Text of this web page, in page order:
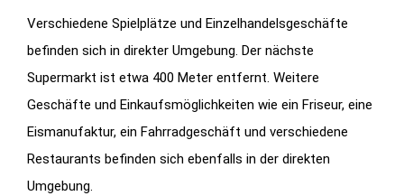
Verschiedene Spielplätze und Einzelhandelsgeschäfte
befinden sich in direkter Umgebung. Der nächste
Supermarkt ist etwa 400 Meter entfernt. Weitere
Geschäfte und Einkaufsmöglichkeiten wie ein Friseur, eine
Eismanufaktur, ein Fahrradgeschäft und verschiedene
Restaurants befinden sich ebenfalls in der direkten
Umgebung.